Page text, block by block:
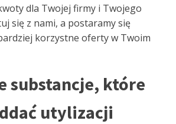
dla Twojej firmy i Twojego
się z nami, a postaramy się
korzystne oferty w Twoim
substancje, które
utylizacji